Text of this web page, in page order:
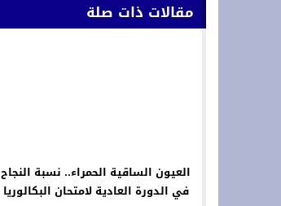
مقالات ذات صلة
العيون الساقية الحمراء.. نسبة النجاح
في الدورة العادية لامتحان البكالوريا